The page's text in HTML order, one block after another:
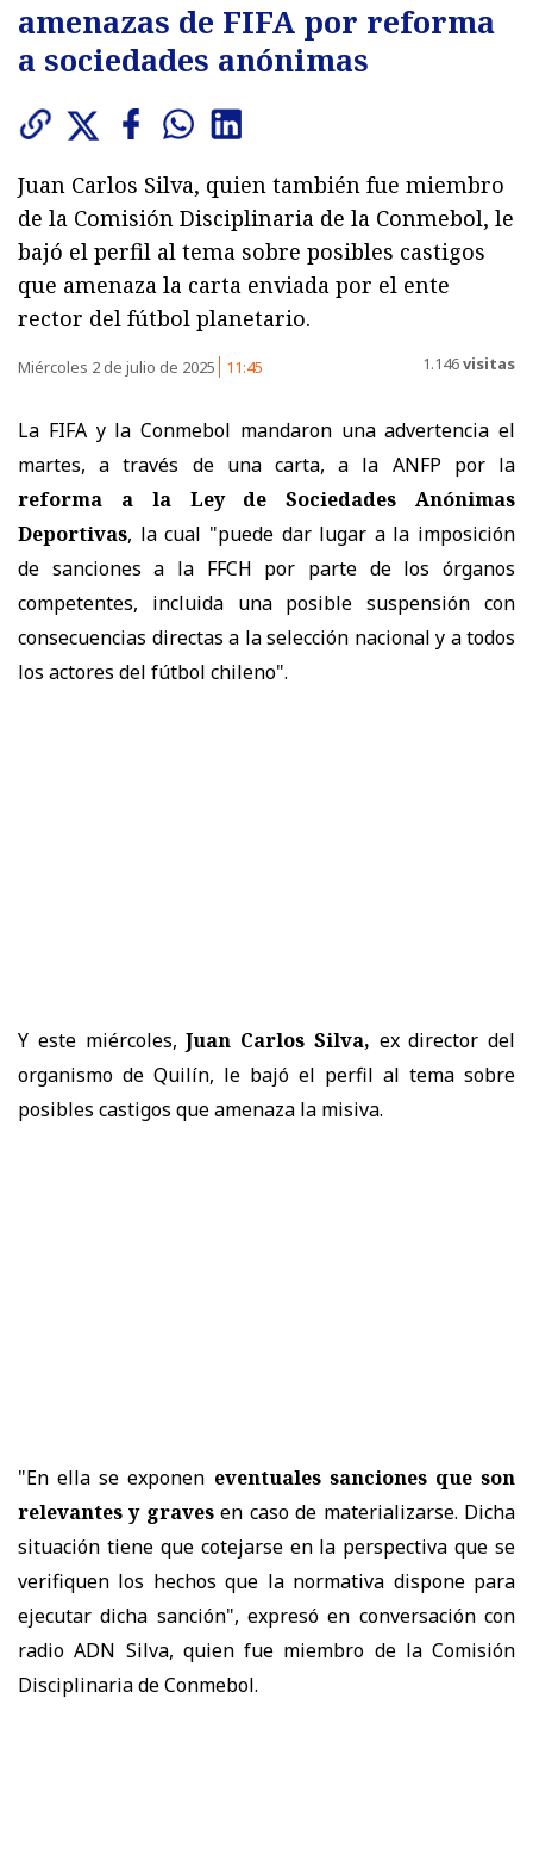
amenazas de FIFA por reforma
a sociedades anónimas
Juan Carlos Silva, quien también fue miembro
de la Comisión Disciplinaria de la Conmebol, le
bajó el perfil al tema sobre posibles castigos
que amenaza la carta enviada por el ente
rector del fútbol planetario.
Miércoles 2 de julio de 2025 11:45 1.146visitas
La FIFA y la Conmebol mandaron una advertencia el
martes, a través de una carta, a la ANFP por la
reforma a la Ley de Sociedades Anónimas
Deportivas, la cual "puede dar lugar a la imposición
de sanciones a la FFCH por parte de los órganos
competentes, incluida una posible suspensión con
consecuencias directas a la selección nacional y a todos
los actores del fútbol chileno".
Y este miércoles, Juan Carlos Silva, ex director del
organismo de Quilín, le bajó el perfil al tema sobre
posibles castigos que amenaza la misiva.
"En ella se exponen eventuales sanciones que son
relevantes y gravesen caso de materializarse. Dicha
situación tiene que cotejarse en la perspectiva que se
verifiquen los hechos que la normativa dispone para
ejecutar dicha sanción", expresó en conversación con
radio ADN Silva, quien fue miembro de la Comisión
Disciplinaria de Conmebol.